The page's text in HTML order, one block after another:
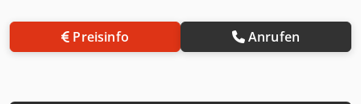
Preisinfo Anrufen